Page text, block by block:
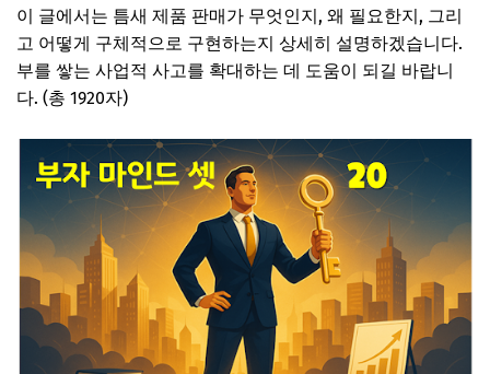
이 글에서는 틈새 제품 판매가 무엇인지, 왜 필요한지, 그리
고 어떻게 구체적으로 구현하는지 상세히 설명하겠습니다.
부를 쌓는 사업적 사고를 확대하는 데 도움이 되길 바랍니
다. (총 1920자)